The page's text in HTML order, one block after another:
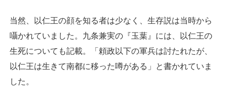
当然、以仁王の顔を知る者は少なく、生存説は当時から
囁かれていました。九条兼実の『玉葉』には、以仁王の
生死についても記載。「頼政以下の軍兵は討たれたが、
以仁王は生きて南都に移った噂がある」と書かれていま
した。